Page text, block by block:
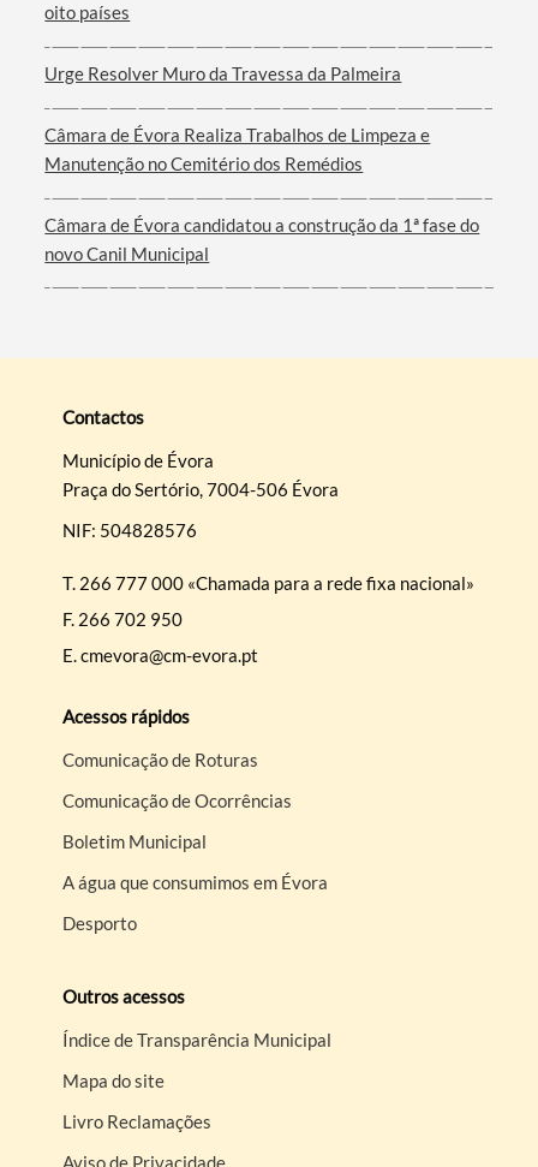
oito países
Urge Resolver Muro da Travessa da Palmeira
Câmara de Évora Realiza Trabalhos de Limpeza e
Manutenção no Cemitério dos Remédios
Câmara de Évora candidatou a construção da 1ª fase do
novo Canil Municipal
Contactos
Município de Évora
Praça do Sertório, 7004-506 Évora
NIF: 504828576
T. 266 777 000 «Chamada para a rede fixa nacional»
F. 266 702 950
E.cmevora@cm-evora.pt
Acessos rápidos
Comunicação de Roturas
Comunicação de Ocorrências
Boletim Municipal
A água que consumimos em Évora
Desporto
Outros acessos
Índice de Transparência Municipal
Mapa do site
Livro Reclamações
Aviso de Privacidade